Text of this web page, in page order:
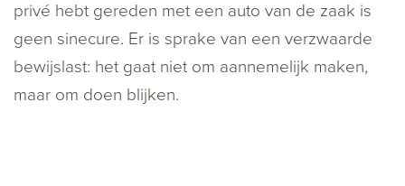
privé hebt gereden met een auto van de zaak is
geen sinecure. Er is sprake van een verzwaarde
bewijslast: het gaat niet om aannemelijk maken,
maar om doen blijken.